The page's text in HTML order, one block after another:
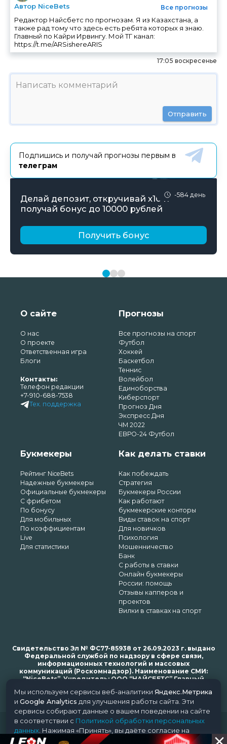
Автор NiceBets
Все прогнозы
Редактор Найсбетс по прогнозам. Я из Казахстана, а
также рад тому что здесь есть ребята которых я знаю.
Главный по Кайри Ирвингу. Мой ТГ канал:
https://t.me/ARSishereARIS
17:05 воскресенье
Отправить
Подпишись и получай прогнозы первым в
телеграм
-584 день
Делай депозит, откручивай х10 и
получай бонус до 10000 рублей
Получить бонус
О сайте
О нас
О проекте
Ответственная игра
Блоги
Контакты:
Телефон редакции
+7-910-688-7538
Тех. поддержка
Прогнозы
Все прогнозы на спорт
Футбол
Хоккей
Баскетбол
Теннис
Волейбол
Единоборства
Киберспорт
Прогноз Дня
Экспресс Дня
ЧМ 2022
ЕВРО-24 Футбол
Букмекеры
Рейтинг NiceBets
Надежные букмекеры
Официальные букмекеры
С фрибетом
По бонусу
Для мобильных
По коэффициентам
Live
Для статистики
Как делать ставки
Как побеждать
Стратегия
Букмекеры России
Как работают
букмекерские конторы
Виды ставок на спорт
Для новичков
Психология
Мошенничество
Банк
С работы в ставки
Онлайн букмекеры
России: помощь
Отзывы капперов и
проектов
Вилки в ставках на спорт
Свидетельство Эл № ФС77-85938 от 26.09.2023 г. выдано
Федеральной службой по надзору в сфере связи,
информационных технологий и массовых
коммуникаций (Роскомнадзор). Наименование СМИ:
“NiceBets”. Учредитель: ООО “НАЙСБЕТС” Главный
bets.ru
© 2018-2024 NiceBets. 18+
Мы используем сервисы веб-аналитики Яндекс.Метрика
и Google Analytics для улучшения работы сайта. Эти
сервисы собирают данные о вашем поведении на сайте
в соответствии с Политикой обработки персональных
данных . Нажимая «Принять», вы даёте согласие на
обработку ваших данных этими сервисами.